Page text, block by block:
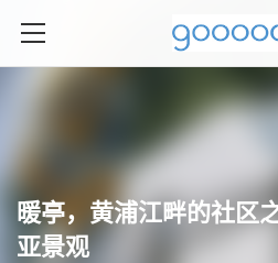
暖亭，黄浦江畔的社区
亚景观